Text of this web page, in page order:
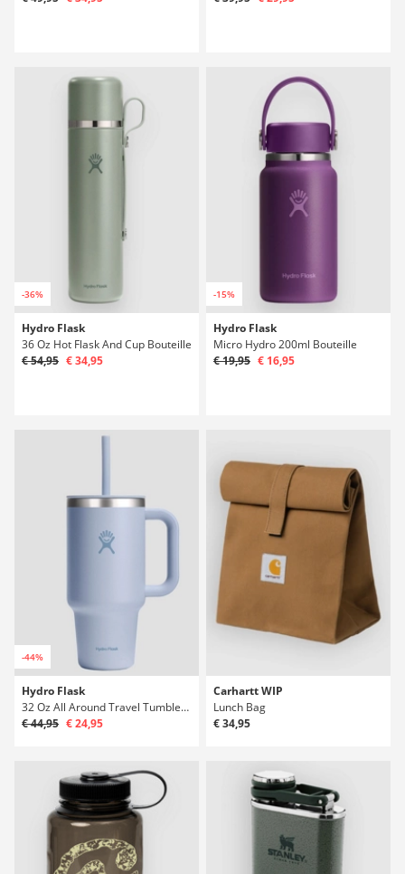
-36%
Hydro Flask
36 Oz Hot Flask And Cup Bouteille
€ 54,95 € 34,95
-15%
Hydro Flask
Micro Hydro 200ml Bouteille
€ 19,95 € 16,95
-44%
Hydro Flask
32 Oz All Around Travel Tumbler Bouteille
€ 44,95 € 24,95
Carhartt WIP
Lunch Bag
€ 34,95